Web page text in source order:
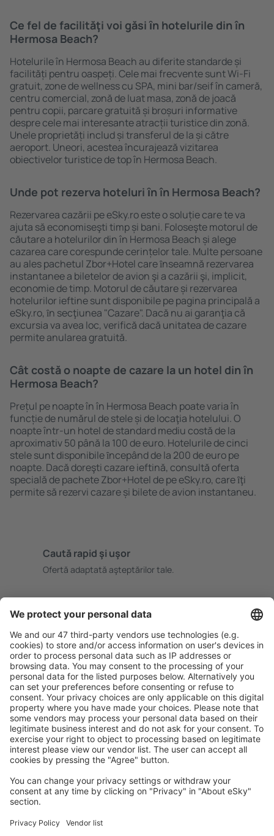
Ce fel de facilităţi voi găsi ȋn hotelurile din în
Hermosa Beach?
Hotelurile în Hermosa Beach au diferite standarde și
facilități pentru oaspeți. Cele mai frecvente sunt Wi-Fi
gratuit, zone de wellness cu SPA, mini bar/seif în cameră,
centru comercial, zonă de luat masa, zonă de joacă
pentru copii, parcare gratuită și broșuri informative
despre cele mai interesante atracții turistice din zonă.
Unele proprietăți includ și transferul de la și către
aeroport. Uneori, acestea încurajează vizitarea
obiectivelor turistice de top în Hermosa Beach.
Unde pot rezerva hoteluri ȋn în Hermosa Beach?
Rezervarea cazării pe eSky.ro este o soluție care te va
ajuta să economiseşti timp și bani. Foloseşte motorul de
căutare a hotelurilor din în Hermosa Beach și alege
cazarea care corespunde cerințelor tale. Multe persoane
au ales pachetul Zbor+Hotel care ȋnseamnă rezervarea
instantanee a biletelor de avion şi a cazării şi, implicit,
economie de timp. Motorul de căutare și rezervarea
hotelurilor ieftine sunt disponibile pe pagina principală a
eSky.ro, ȋn secţiunea "Cazare". Dacă nu ai garanţia că
excursia va avea loc, verifică dacă unitatea de cazare
permite anularea gratuită.
Cât costă o noapte de cazare la un hotel din în
Hermosa Beach?
Prețul pe noapte în în Hermosa Beach poate varia în
funcție de numărul de stele și de locaţia hotelului. O
noapte într-un hotel de standard mediu costă de la
aproximativ 50 până la 100 de euro. Hotelurile de cinci
stele sunt disponibile ȋncepând de la 200 de euro pe
noapte. Dacă doreşti cazare ieftină, consultă oferta
specială de pachete Zbor+Hotel de pe eSky.ro, care ȋţi
permite să rezervi cazare și bilete de avion instantaneu.
Caută rapid şi uşor
Ofertă adaptată aşteptărilor tale.
Rezervare fără griji cu opțiune gratuită de anulare.
Economiseşte mai mult
Prețuri atractive și oferte speciale pentru utilizatorii
conectați.
Cazarea preferată
Alege din peste 1,3 mil. de opţiuni: hoteluri, cabane,
apartamente și altele.
Cele mai căutate hoteluri de către utilizatorii eSky
Hoteluri în Statele Unite ale Americii - Orașe populare